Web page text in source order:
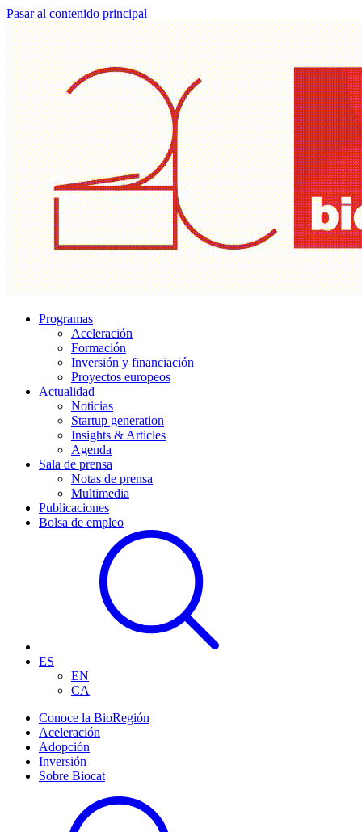
Pasar al contenido principal
Programas
Aceleración
Formación
Inversión y financiación
Proyectos europeos
Actualidad
Noticias
Startup generation
Insights & Articles
Agenda
Sala de prensa
Notas de prensa
Multimedia
Publicaciones
Bolsa de empleo
ES
EN
CA
Conoce la BioRegión
Aceleración
Adopción
Inversión
Sobre Biocat